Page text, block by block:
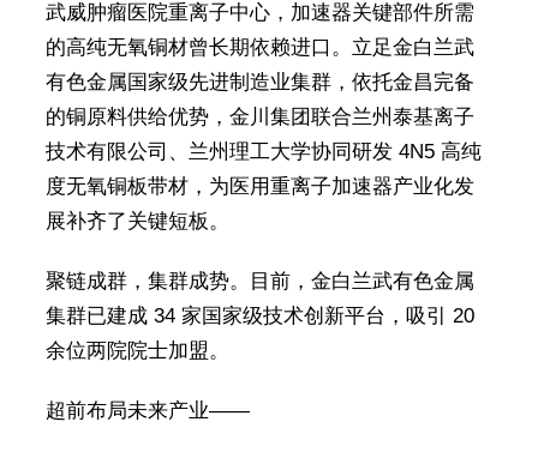
武威肿瘤医院重离子中心，加速器关键部件所需
的高纯无氧铜材曾长期依赖进口。立足金白兰武
有色金属国家级先进制造业集群，依托金昌完备
的铜原料供给优势，金川集团联合兰州泰基离子
技术有限公司、兰州理工大学协同研发 4N5 高纯
度无氧铜板带材，为医用重离子加速器产业化发
展补齐了关键短板。
聚链成群，集群成势。目前，金白兰武有色金属
集群已建成 34 家国家级技术创新平台，吸引 20
余位两院院士加盟。
超前布局未来产业——